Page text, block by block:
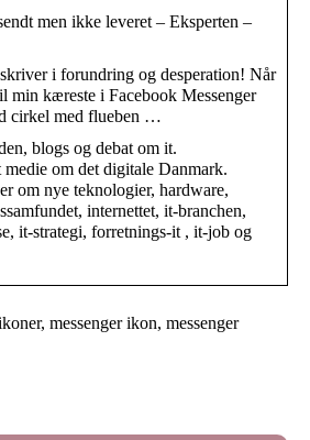
men ikke leveret – Eksperten –
i forundring og desperation! Når
min kæreste i Facebook Messenger
cirkel med flueben …
blogs og debat om it.
om det digitale Danmark.
om nye teknologier, hardware,
internettet, it-branchen,
it-strategi, forretnings-it , it-job og
messenger ikon, messenger